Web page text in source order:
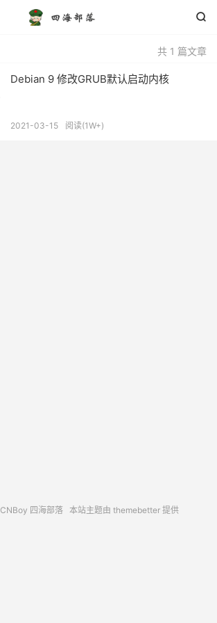

共 1 篇文章
Debian 9 修改GRUB默认启动内核
2021-03-15 阅读(1W+)
CNBoy 四海部落 本站主题由 themebetter 提供